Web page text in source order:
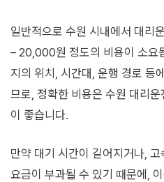
일반적으로 수원 시내에서 대리
– 20,000원 정도의 비용이 소요
지의 위치, 시간대, 운행 경로 등
므로, 정확한 비용은 수원 대리
이 좋습니다.
만약 대기 시간이 길어지거나,
요금이 부과될 수 있기 때문에,